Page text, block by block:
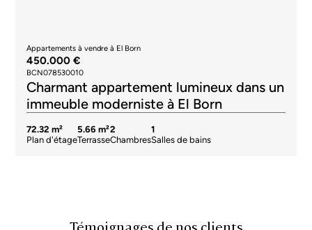
Appartements à vendre à El Born
450.000 €
BCN078530010
Charmant appartement lumineux dans un
immeuble moderniste à El Born
72.32 m²
Plan d'étage
5.66 m²
Terrasse
2
Chambres
1
Salles de bains
Témoignages de nos clients